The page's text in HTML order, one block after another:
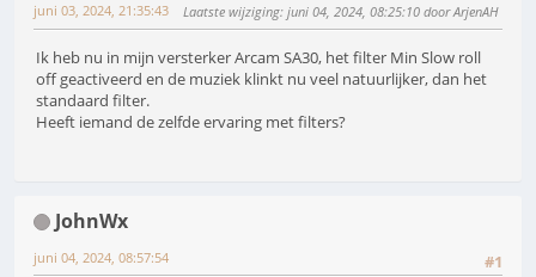
juni 03, 2024, 21:35:43 Laatste wijziging: juni 04, 2024, 08:25:10 door ArjenAH
Ik heb nu in mijn versterker Arcam SA30, het filter Min Slow roll
off geactiveerd en de muziek klinkt nu veel natuurlijker, dan het
standaard filter.
Heeft iemand de zelfde ervaring met filters?
JohnWx
#1
juni 04, 2024, 08:57:54